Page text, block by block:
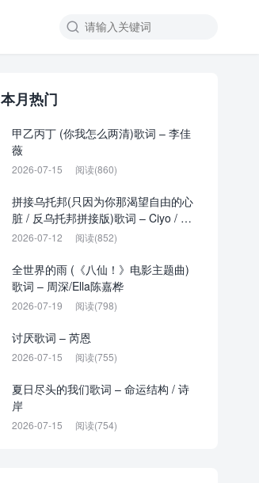

本月热门
甲乙丙丁 (你我怎么两清)歌词 – 李佳
薇
2026-07-15 阅读(860)
拼接乌托邦(只因为你那渴望自由的心
脏 / 反乌托邦拼接版)歌词 – Ciyo / 见
过夏天P / 乌托邦P
2026-07-12 阅读(852)
全世界的雨 (《八仙！》电影主题曲)
歌词 – 周深/Ella陈嘉桦
2026-07-19 阅读(798)
讨厌歌词 – 芮恩
2026-07-15 阅读(755)
夏日尽头的我们歌词 – 命运结构 / 诗
岸
2026-07-15 阅读(754)